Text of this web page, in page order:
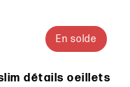
En solde
détails oeillets